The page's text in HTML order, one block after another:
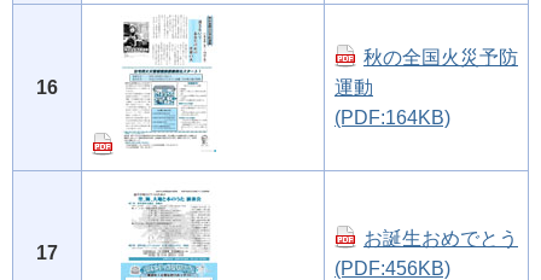
16
秋の全国火災予防
運動
(PDF:164KB)
17
お誕生おめでとう
(PDF:456KB)